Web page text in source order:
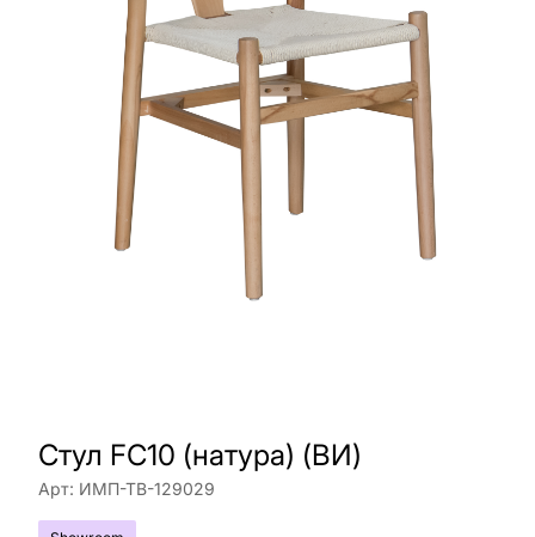
Стул FC10 (натура) (ВИ)
Арт: ИМП-ТВ-129029